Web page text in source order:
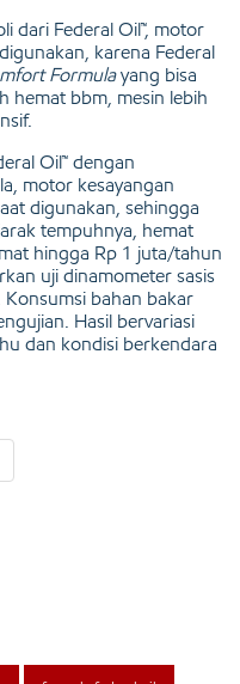
dari Federal Oil™, motor
karena Federal
Formulayang bisa
hemat bbm, mesin lebih
Oil™ dengan
motor kesayangan
digunakan, sehingga
tempuhnya, hemat
hingga Rp 1 juta/tahun
uji dinamometer sasis
bahan bakar
Hasil bervariasi
dan kondisi berkendara